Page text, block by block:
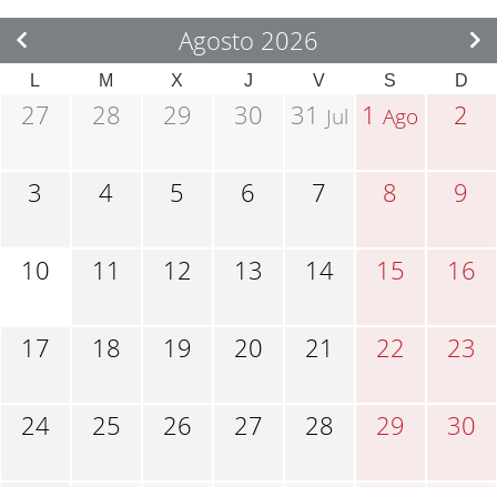
Agosto 2026
L M X J V S D
27 28 29 30 31 Jul 1Ago 2
3 4 5 6 7 8 9
10 11 12 13 14 15 16
17 18 19 20 21 22 23
24 25 26 27 28 29 30